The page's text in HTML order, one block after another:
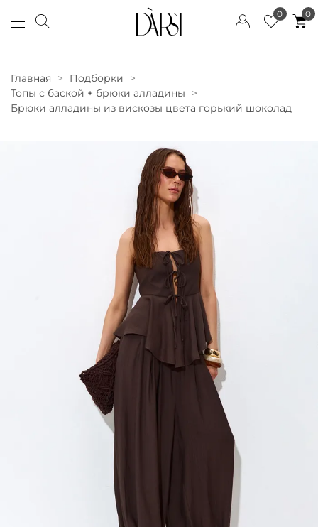
0 0
Главная
Подборки
Топы с баской + брюки алладины
Брюки алладины из вискозы цвета горький шоколад